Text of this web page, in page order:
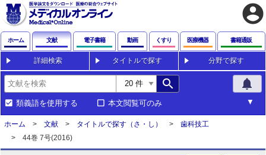
account_circle
ホーム 文献 電子書籍 動画 くすり 医療機器 書籍通販
詳細検索 タイトルで探す 分野で探す
search notifications
類義語を使用する 本文閲覧可のみ
ホーム 文献 タイトルで探す（さ・し）
歯科技工
44巻 7号(2016)